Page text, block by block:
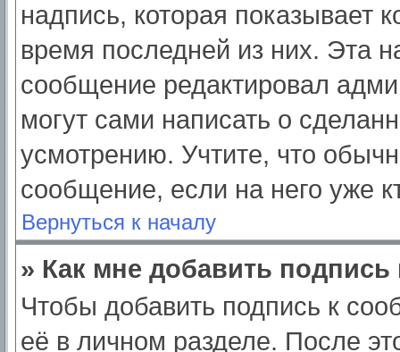
надпись, которая показывает
время последней из них. Эта
сообщение редактировал
могут сами написать о
усмотрению. Учтите, что
сообщение, если на него уже
Вернуться к началу
» Как мне добавить
Чтобы добавить подпись к
её в личном разделе. После